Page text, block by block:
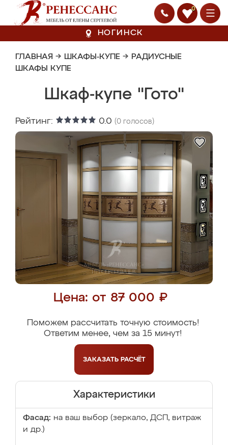
0
НОГИНСК
ГЛАВНАЯ → ШКАФЫ-КУПЕ → РАДИУСНЫЕ
ШКАФЫ КУПЕ
Шкаф-купе "Гото"
Рейтинг: 0.0 (0 голосов)
Цена: от 87 000 ₽
Поможем рассчитать точную стоимость!
Ответим менее, чем за 15 минут!
ЗАКАЗАТЬ РАСЧЁТ
Характеристики
Фасад: на ваш выбор (зеркало, ДСП, витраж
и др.)